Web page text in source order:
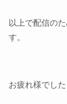
以上で配信の
す。
お疲れ様でした